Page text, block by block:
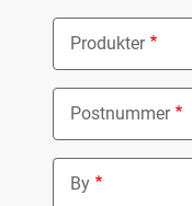
Produkter
Nothing selected
Postnummer
By